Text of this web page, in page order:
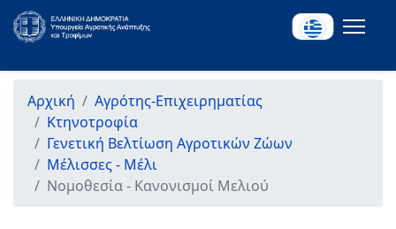
Αρχική
Αγρότης-Επιχειρηματίας
Κτηνοτροφία
Γενετική Βελτίωση Αγροτικών Ζώων
Μέλισσες - Μέλι
Νομοθεσία - Κανονισμοί Μελιού